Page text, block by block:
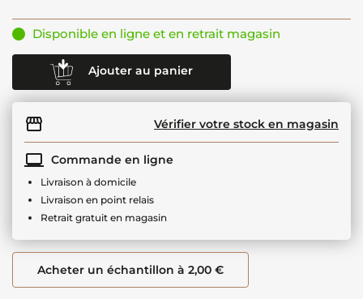
Disponible en ligne et en retrait magasin
Ajouter au panier
Vérifier votre stock en magasin
Commande en ligne
Livraison à domicile
Livraison en point relais
Retrait gratuit en magasin
Acheter un échantillon à 2,00 €